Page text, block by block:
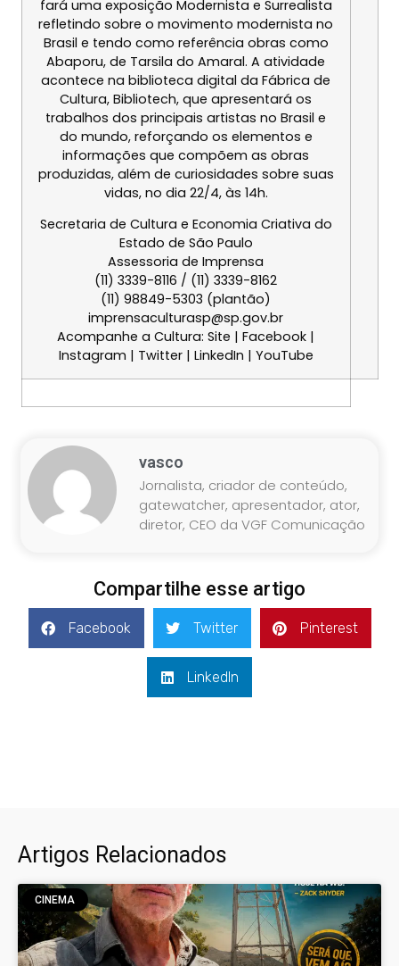
fará uma exposição Modernista e Surrealista
refletindo sobre o movimento modernista no
Brasil e tendo como referência obras como
Abaporu, de Tarsila do Amaral. A atividade
acontece na biblioteca digital da Fábrica de
Cultura, Bibliotech, que apresentará os
trabalhos dos principais artistas no Brasil e
do mundo, reforçando os elementos e
informações que compõem as obras
produzidas, além de curiosidades sobre suas
vidas, no dia 22/4, às 14h.
Secretaria de Cultura e Economia Criativa do
Estado de São Paulo
Assessoria de Imprensa
(11) 3339-8116 / (11) 3339-8162
(11) 98849-5303 (plantão)
imprensaculturasp@sp.gov.br
Acompanhe a Cultura: Site | Facebook |
Instagram | Twitter | LinkedIn | YouTube
vasco
Jornalista, criador de conteúdo,
gatewatcher, apresentador, ator,
diretor, CEO da VGF Comunicação
Compartilhe esse artigo
Facebook Twitter Pinterest
LinkedIn
Artigos Relacionados
CINEMA